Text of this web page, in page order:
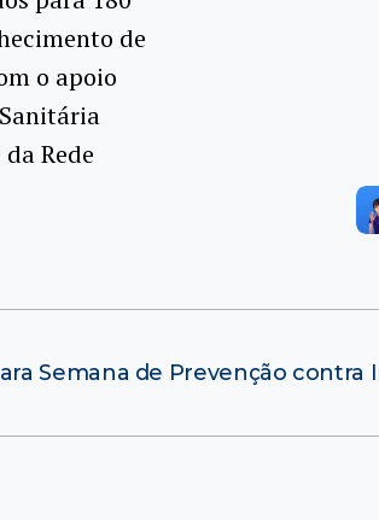
de
o apoio
Rede
Semana de Prevenção contra